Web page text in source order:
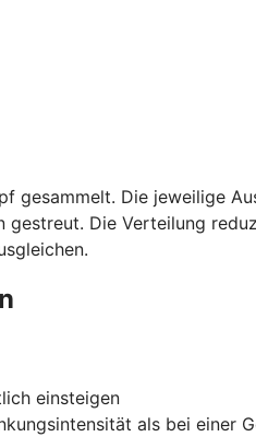
gesammelt. Die jeweilige
Die Verteilung
einsteigen
als bei einer